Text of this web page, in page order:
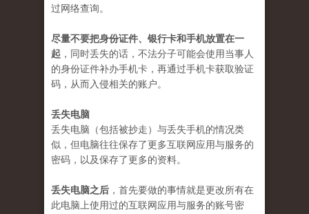
过网络查询。
尽量不要把身份证件、银行卡和手机放置在一
起 ，同时丢失的话，不法分子可能会使用当事人
的身份证件补办手机卡，再通过手机卡获取验证
码，从而入侵相关的账户。
丢失电脑
丢失电脑（包括被抄走）与丢失手机的情况类
似，但电脑往往保存了更多互联网应用与服务的
密码，以及保存了更多的资料。
丢失电脑之后 ，首先要做的事情就是更改所有在
此电脑上使用过的互联网应用与服务的账号密